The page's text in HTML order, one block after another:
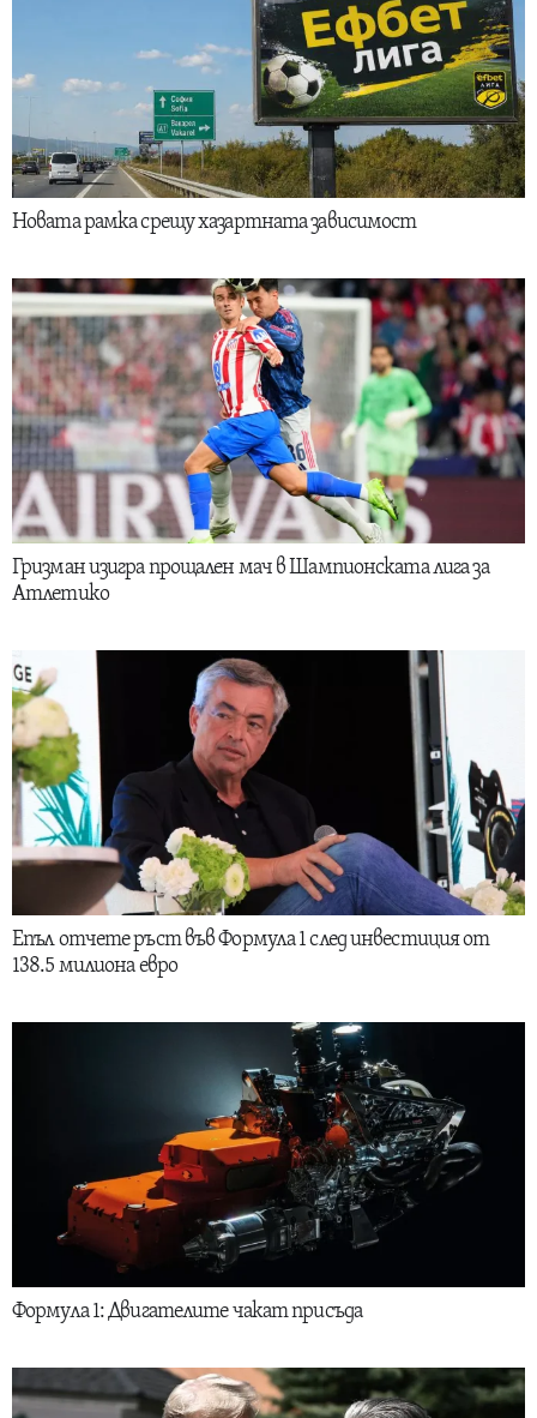
Новата рамка срещу хазартната зависимост
Гризман изигра прощален мач в Шампионската лига за
Атлетико
Епъл отчете ръст във Формула 1 след инвестиция от
138.5 милиона евро
Формула 1: Двигателите чакат присъда